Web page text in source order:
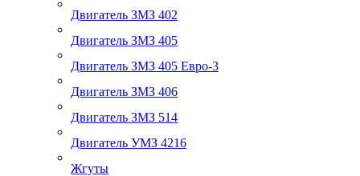
Двигатель ЗМЗ 402
Двигатель ЗМЗ 405
Двигатель ЗМЗ 405 Евро-3
Двигатель ЗМЗ 406
Двигатель ЗМЗ 514
Двигатель УМЗ 4216
Жгуты